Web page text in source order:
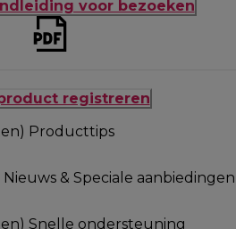
voor bezoeken
registreren
Producttips
& Speciale aanbiedingen
Snelle ondersteuning